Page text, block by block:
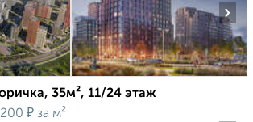
›
35м², 11/24 этаж
₽ за м²